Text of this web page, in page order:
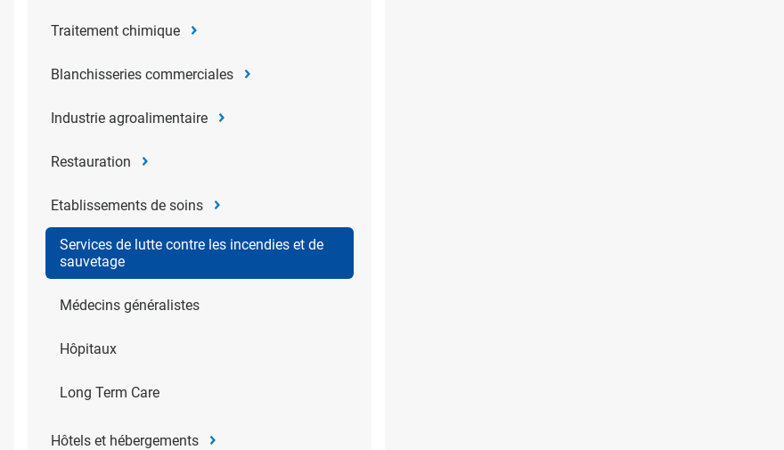
Traitement chimique
Blanchisseries commerciales
Industrie agroalimentaire
Restauration
Etablissements de soins
Services de lutte contre les incendies et de
sauvetage
Médecins généralistes
Hôpitaux
Long Term Care
Hôtels et hébergements